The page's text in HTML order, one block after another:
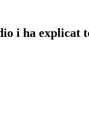
i ha explicat